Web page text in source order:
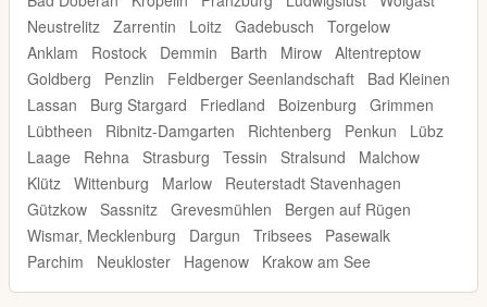
Neustrelitz Zarrentin Loitz Gadebusch
Torgelow
Anklam
Rostock Demmin Barth Mirow Altentreptow
Goldberg
Penzlin Feldberger Seenlandschaft
Bad Kleinen
Lassan
Burg Stargard Friedland Boizenburg
Grimmen
Lübtheen
Ribnitz-Damgarten Richtenberg Penkun
Lübz
Laage
Rehna Strasburg Tessin Stralsund
Malchow
Klütz Wittenburg Marlow
Reuterstadt Stavenhagen
Gützkow Sassnitz Grevesmühlen
Bergen auf Rügen
Wismar, Mecklenburg
Dargun Tribsees
Pasewalk
Parchim
Neukloster Hagenow Krakow am See